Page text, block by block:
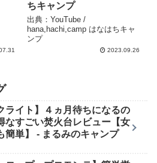
ちキャンプ
出典：YouTube /
hana,hachi,camp はなはちキャ
ンプ
2023.09.26
ライト】４ヵ月待ちになるの
なすごい焚火台レビュー【女
簡単】 - まるみのキャンプ